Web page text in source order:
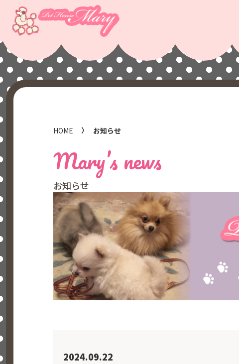
HOME お知らせ
Mary’s news
お知らせ
2024.09.22